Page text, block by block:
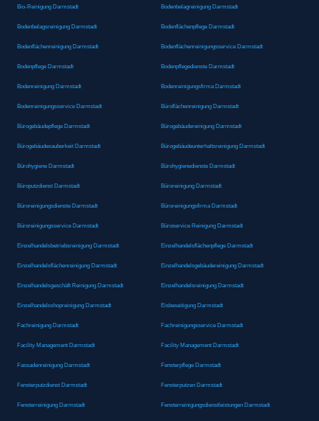
Bio-Reinigung Darmstadt Bodenbelagreinigung Darmstadt
Bodenbelagsreinigung Darmstadt Bodenflächenpflege Darmstadt
Bodenflächenreinigung Darmstadt Bodenflächenreinigungsservice Darmstadt
Bodenpflege Darmstadt Bodenpflegedienste Darmstadt
Bodenreinigung Darmstadt Bodenreinigungsfirma Darmstadt
Bodenreinigungsservice Darmstadt Büroflächenreinigung Darmstadt
Bürogebäudepflege Darmstadt Bürogebäudereinigung Darmstadt
Bürogebäudesauberkeit Darmstadt Bürogebäudeunterhaltsreinigung Darmstadt
Bürohygiene Darmstadt Bürohygienedienste Darmstadt
Büroputzdienst Darmstadt Büroreinigung Darmstadt
Büroreinigungsdienste Darmstadt Büroreinigungsfirma Darmstadt
Büroreinigungsservice Darmstadt Büroservice Reinigung Darmstadt
Einzelhandelsbetriebsreinigung Darmstadt Einzelhandelsflächenpflege Darmstadt
Einzelhandelsflächenreinigung Darmstadt Einzelhandelsgebäudereinigung Darmstadt
Einzelhandelsgeschäft Reinigung Darmstadt Einzelhandelsreinigung Darmstadt
Einzelhandelsshopreinigung Darmstadt Eisbeseitigung Darmstadt
Fachreinigung Darmstadt Fachreinigungsservice Darmstadt
Facility Management Darmstadt Facility Management Darmstadt
Fassadenreinigung Darmstadt Fensterpflege Darmstadt
Fensterputzdienst Darmstadt Fensterputzen Darmstadt
Fensterreinigung Darmstadt Fensterreinigungsdienstleistungen Darmstadt